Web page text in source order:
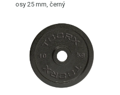
osy 25 mm, černý